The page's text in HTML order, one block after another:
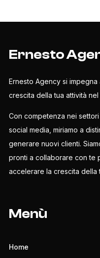
Ernesto
Ernesto Agency si
crescita della tua attività
Con competenza nei
social media, miriamo a
generare nuovi clienti.
pronti a collaborare con te
accelerare la crescita della
Menù
Home